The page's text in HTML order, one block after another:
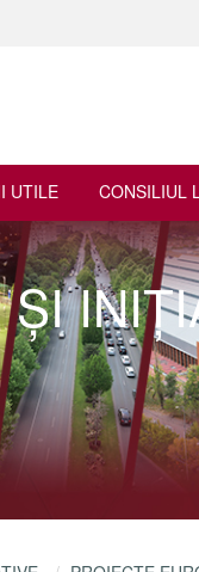
UTILE CONSILIUL